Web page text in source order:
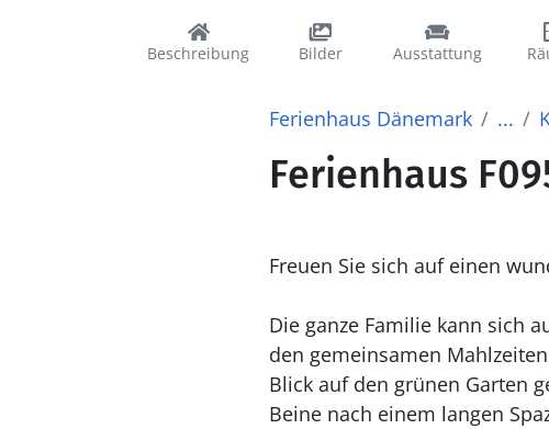
Beschreibung Bilder Ausstattung
Ferienhaus Dänemark ...
Ferienhaus
Freuen Sie sich auf einen
Die ganze Familie kann sich
den gemeinsamen
Blick auf den grünen Garten
Beine nach einem langen